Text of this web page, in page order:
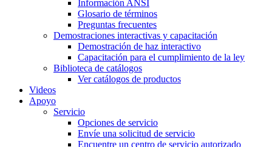
Información ANSI
Glosario de términos
Preguntas frecuentes
Demostraciones interactivas y capacitación
Demostración de haz interactivo
Capacitación para el cumplimiento de la ley
Biblioteca de catálogos
Ver catálogos de productos
Videos
Apoyo
Servicio
Opciones de servicio
Envíe una solicitud de servicio
Encuentre un centro de servicio autorizado